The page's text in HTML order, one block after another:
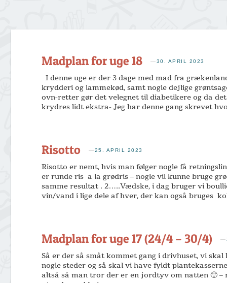
Madplan for uge 18 —30. APRIL 2023
I denne uge er der 3 dage med mad fra
krydderi og lammekød, samt nogle dejlige
ovn-retter gør det velegnet til diabetikere og da
krydres lidt ekstra- Jeg har denne gang skrevet
Risotto —25. APRIL 2023
Risotto er nemt, hvis man følger nogle få
er runde ris a la grødris – nogle vil kunne bruge
samme resultat . 2…..Vædske, i dag bruger vi
vin/vand i lige dele af hver, der kan også bruges
Madplan for uge 17 (24/4 – 30/4) —
Så er der så småt kommet gang i drivhuset, vi
nogle steder og så skal vi have fyldt
altså så man tror der er en jordtyv om natten 🙂 –